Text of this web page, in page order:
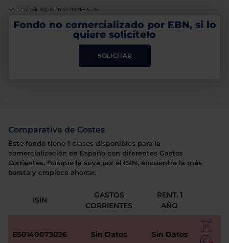
Fecha valor liquidativo: 04.08.2026
Fondo no comercializado por EBN, si lo
quiere solicítelo
SOLICITAR
Comparativa de Costes
Este fondo tiene 1 clases disponibles para la
comercialización en España con diferentes Gastos
Corrientes. Busque la suya por el ISIN, encuentre la más
barata y empiece ahorrar.
ISIN
GASTOS
CORRIENTES
RENT. 1
AÑO
ES0140073026 Sin Datos Sin Datos